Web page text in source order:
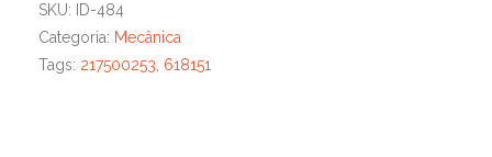
SKU:
ID-484
Categoria: Mecânica
Tags: 217500253, 618151